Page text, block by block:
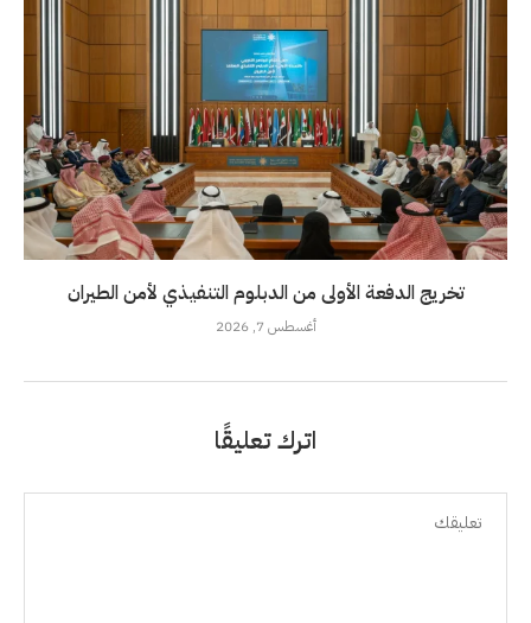
تخريج الدفعة الأولى من الدبلوم التنفيذي لأمن الطيران
أغسطس 7, 2026
اترك تعليقًا